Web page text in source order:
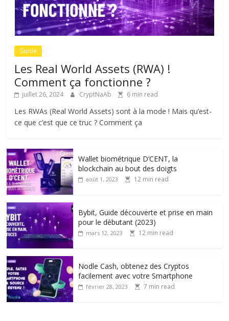
Guide
Les Real World Assets (RWA) !
Comment ça fonctionne ?
juillet 26, 2024 CryptNaAb 6 min read
Les RWAs (Real World Assets) sont à la mode ! Mais qu’est-
ce que c’est que ce truc ? Comment ça
Wallet biométrique D’CENT, la
blockchain au bout des doigts
août 1, 2023 12 min read
Bybit, Guide découverte et prise en main
pour le débutant (2023)
mars 12, 2023 12 min read
Nodle Cash, obtenez des Cryptos
facilement avec votre Smartphone
février 28, 2023 7 min read